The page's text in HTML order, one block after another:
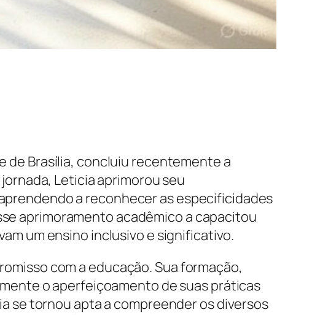
de Brasília, concluiu recentemente a
Leticia aprimorou seu
a reconhecer as especificidades
aprimoramento acadêmico a capacitou
um ensino inclusivo e significativo.
com a educação. Sua formação,
o aperfeiçoamento de suas práticas
se tornou apta a compreender os diversos